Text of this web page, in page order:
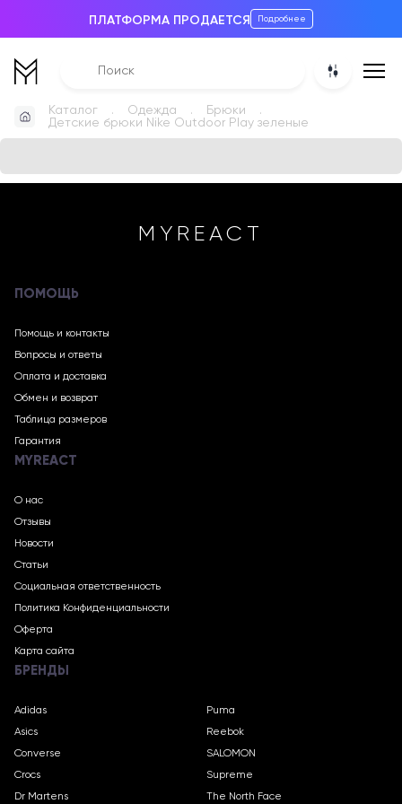
ПЛАТФОРМА ПРОДАЕТСЯ Подробнее
Каталог Одежда
Брюки
Детские брюки Nike Outdoor Play зеленые
MYREACT
ПОМОЩЬ
Помощь и контакты
Вопросы и ответы
Оплата и доставка
Обмен и возврат
Таблица размеров
Гарантия
MYREACT
О нас
Отзывы
Новости
Статьи
Социальная ответственность
Политика Конфиденциальности
Оферта
Карта сайта
БРЕНДЫ
Adidas
Asics
Converse
Crocs
Dr Martens
Puma
Reebok
SALOMON
Supreme
The North Face